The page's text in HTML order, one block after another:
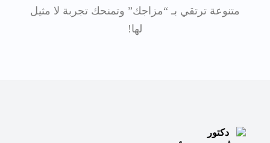
متنوعة ترتقي بـ “مزاجك” وتمنحك تجربة لا مثيل
لها!